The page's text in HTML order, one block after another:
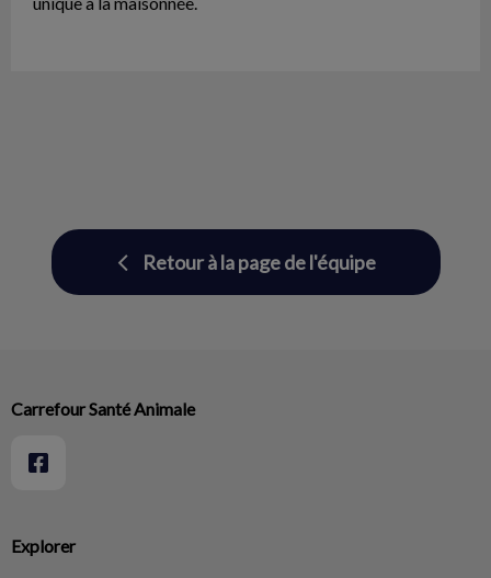
Retour à la page de l'équipe
Explorer
Carrefour Santé Animale